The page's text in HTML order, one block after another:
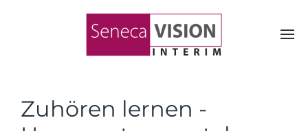
Zuhören lernen -